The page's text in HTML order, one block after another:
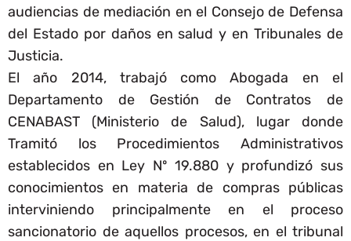
audiencias de mediación en el Consejo de Defensa
del Estado por daños en salud y en Tribunales de
Justicia.
El año 2014, trabajó como Abogada en el
Departamento de Gestión de Contratos de
CENABAST (Ministerio de Salud), lugar donde
Tramitó los Procedimientos Administrativos
establecidos en Ley Nº 19.880 y profundizó sus
conocimientos en materia de compras públicas
interviniendo principalmente en el proceso
sancionatorio de aquellos procesos, en el tribunal